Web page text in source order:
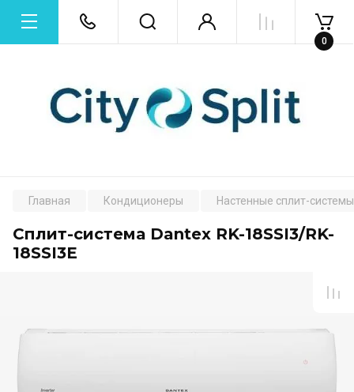
0
Главная Кондиционеры Настенные сплит-системы
Сплит-система Dantex RK-18SSI3/RK-
18SSI3E